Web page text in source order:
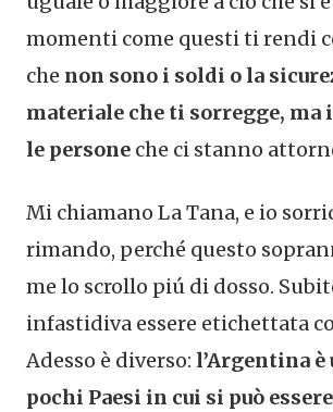
momenti come questi ti rendi
che non sono i soldi o la
materiale che ti sorregge, ma
le persone che ci stanno
Mi chiamano La Tana, e io
rimando, perché questo
me lo scrollo piú di dosso.
infastidiva essere etichettata
Adesso è diverso: l’Argentina è
pochi Paesi in cui si può